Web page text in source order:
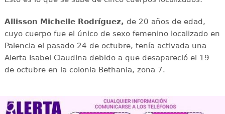
Allisson Michelle Rodríguez, de 20 años de edad,
cuyo cuerpo fue el único de sexo femenino localizado en
Palencia el pasado 24 de octubre, tenía activada una
Alerta Isabel Claudina debido a que desapareció el 19
de octubre en la colonia Bethania, zona 7.